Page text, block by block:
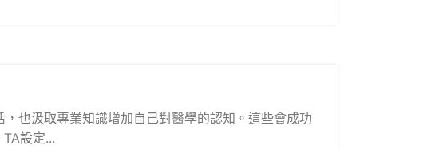
也汲取專業知識增加自己對醫學的認知。這些會成功
設定...